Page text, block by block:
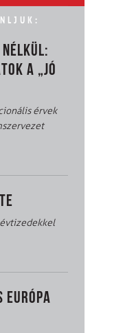
A „JÓ
érvek
EURÓPA